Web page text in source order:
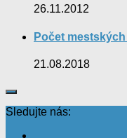
26.11.2012
Počet
21.08.2018
Sledujte nás: